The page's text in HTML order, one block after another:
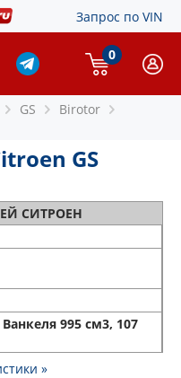
Запрос по VIN
0
GS
Birotor
GS
СИТРОЕН
995 см3, 107
»